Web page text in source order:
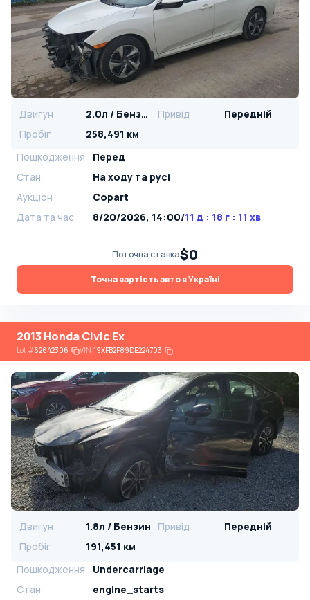
Двигун 2.0л / Бензин Привід
Передній
Пробіг
258,491 км
Пошкодження
Перед
Стан
На ​​ходу та русі
Аукціон
Copart
Дата та час
8/20/2026, 14:00/11 д : 18 г : 11 хв
Поточна ставка$0
Точна вартість авто в Україні
2013 Honda Civic Ex
Lot#62642306 VIN:19XFB2F89DE224703
Двигун 1.8л / Бензин Привід
Передній
Пробіг
191,451 км
Пошкодження
Undercarriage
Стан
engine_starts